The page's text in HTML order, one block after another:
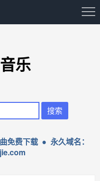
乐
免费下载 ● 永久域名：